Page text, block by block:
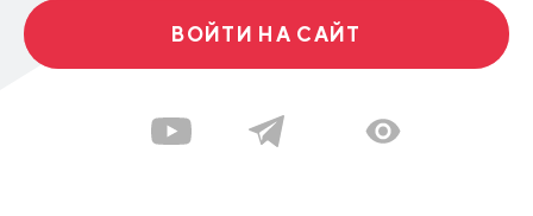
ВОЙТИ НА САЙТ